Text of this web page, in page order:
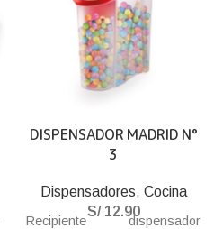
DISPENSADOR MADRID N°
3
Dispensadores, Cocina
S/12.90
Recipiente dispensador